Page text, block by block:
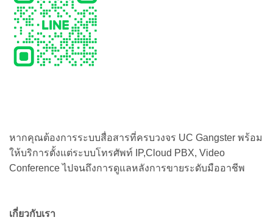
หากคุณต้องการระบบสื่อสารที่ครบวงจร UC Gangster พร้อม
ให้บริการตั้งแต่ระบบโทรศัพท์ IP,Cloud PBX, Video
Conference ไปจนถึงการดูแลหลังการขายระดับมืออาชีพ
เกี่ยวกับเรา